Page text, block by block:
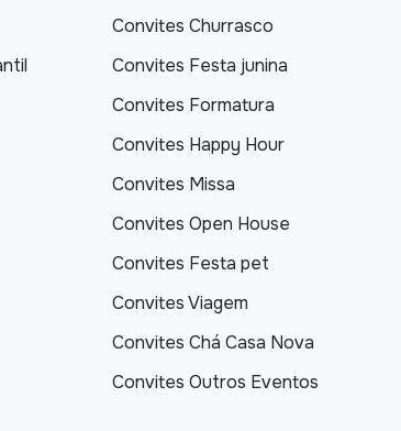
Convites Churrasco
Convites Festa junina
Convites Formatura
Convites Happy Hour
Convites Missa
Convites Open House
Convites Festa pet
Convites Viagem
Convites Chá Casa Nova
Convites Outros Eventos